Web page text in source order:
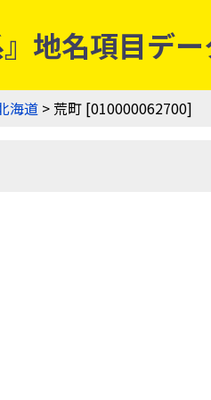
地名項目デー
海道 > 荒町 [010000062700]